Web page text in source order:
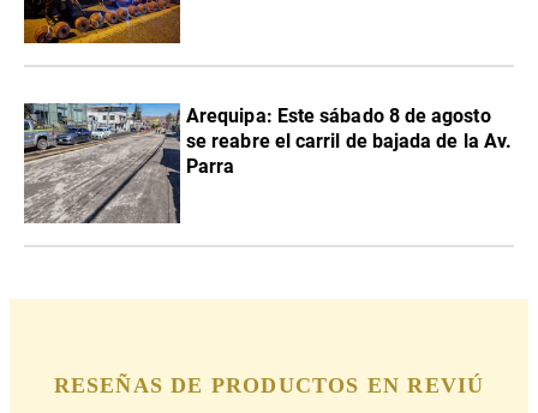
Arequipa: Este sábado 8 de agosto
se reabre el carril de bajada de la Av.
Parra